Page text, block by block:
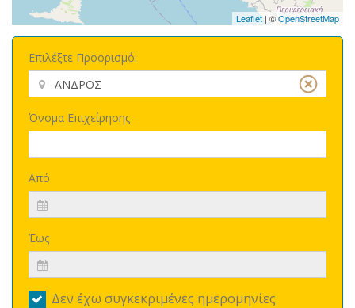
Leaflet | ©OpenStreetMap
Επιλέξτε Προορισμό:
Όνομα Επιχείρησης
Από
Έως
Δεν έχω συγκεκριμένες ημερομηνίες